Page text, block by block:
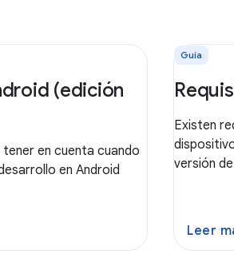
(edición
en cuenta cuando
en Android
Guía
Existen
versión
Leer